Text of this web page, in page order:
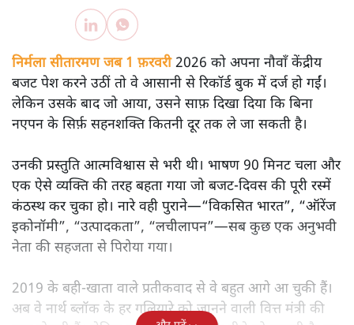
सतीश झा
मोदी सरकार का बजट 2026 बड़े बदलाव का वादा करता दिखता है,
लेकिन क्या वह देहलीज़ पार कर पाया? नीतिगत झिझक, अधूरे सुधार
और ठहरे फैसलों के बीच बजट की आलोचनात्मक समीक्षा पढ़िए।
निर्मला सीतारमण जब 1 फ़रवरी2026 को अपना नौवाँ केंद्रीय
बजट पेश करने उठीं तो वे आसानी से रिकॉर्ड बुक में दर्ज हो गईं।
नएपन के सिर्फ़ सहनशक्ति कितनी दूर तक ले जा सकती है।